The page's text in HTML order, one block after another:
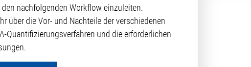
nachfolgenden Workflow einzuleiten.
über die Vor- und Nachteile der verschiedenen
Quantifizierungsverfahren und die erforderlichen